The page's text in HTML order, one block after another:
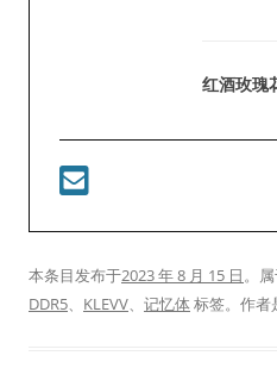
红酒玫瑰
本条目发布于2023 年 8 月 15 日。
DDR5、 KLEVV、 记忆体标签。 作者